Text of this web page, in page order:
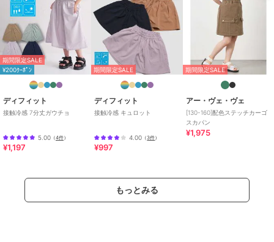
素材
ライトブルー/ダークグレー：コッ
トン 100%
商品のお取り扱い方法
特徴
パンツ
綿・コットン素材
綿100％/ジ
ーンズ・デニム素材
アウトドア
/
キャンプ・レジャー
/
ショート・ミニ丈
その他パンツ
ッドライズ/ライフスタイル/
アウトドア/キャンプ・レジャー
/ショート・ミニ丈
期間限定SALE
¥200ｸｰﾎﾟﾝ
ディフィット
接触冷感 7分丈ガウチョ
5.00 （4件）
¥1,197
期間限定SALE
ディフィット
接触冷感 キュロット
4.00 （3件）
¥997
期間限定SALE
アー・ヴェ・ヴェ
[130-160]配色ステッチカーゴ
スカパン
¥1,975
もっとみる